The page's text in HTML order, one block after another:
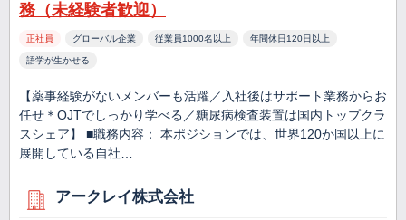
務（未経験者歓迎）
正社員 グローバル企業 従業員1000名以上 年間休日120日以上
語学が生かせる
【薬事経験がないメンバーも活躍／入社後はサポート業務からお
任せ＊OJTでしっかり学べる／糖尿病検査装置は国内トップクラ
スシェア】 ■職務内容： 本ポジションでは、世界120か国以上に
展開している自社…
アークレイ株式会社